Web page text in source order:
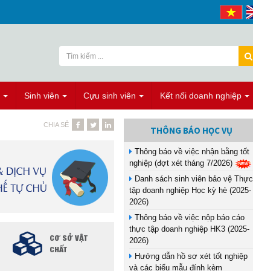
Sinh viên Cựu sinh viên Kết nối doanh nghiệp
CHIA SẺ
CƠ SỞ VẬT
CHẤT
THÔNG BÁO HỌC VỤ
Thông báo về việc nhận bằng tốt
nghiệp (đợt xét tháng 7/2026)
Danh sách sinh viên bảo vệ Thực
tập doanh nghiệp Học kỳ hè (2025-
2026)
Thông báo về việc nộp báo cáo
thực tập doanh nghiệp HK3 (2025-
2026)
Hướng dẫn hồ sơ xét tốt nghiệp
và các biểu mẫu đính kèm